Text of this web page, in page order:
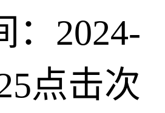
：2024-
点击次